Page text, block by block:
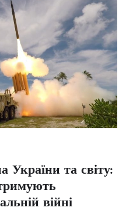
України та світу:
війні